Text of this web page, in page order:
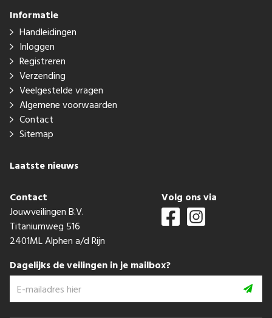
Informatie
Handleidingen
Inloggen
Registreren
Verzending
Veelgestelde vragen
Algemene voorwaarden
Contact
Sitemap
Laatste nieuws
Contact
Jouwveilingen B.V.
Titaniumweg 516
2401ML Alphen a/d Rijn
Volg ons via
Dagelijks de veilingen in je mailbox?